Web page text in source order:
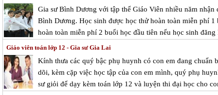
Gia sư Bình Dương với tập thể Giáo Viên nhiều năm
Bình Dương. Học sinh được học thử hoàn toàn miễn phí
hoàn toàn miễn phí 2 buổi học đầu tiên nếu học sinh
Giáo viên toán lớp 12 - Gia sư Gia Lai
Kính thưa các quý bậc phụ huynh có con em đang
dõi, kèm cặp việc học tập của con em mình, quý phụ
sư giỏi để dạy kèm toán lớp 12 và luyện thi đại học cho